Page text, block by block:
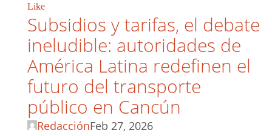
Like
Subsidios y tarifas, el debate
ineludible: autoridades de
América Latina redefinen el
futuro del transporte
público en Cancún
RedacciónFeb 27, 2026